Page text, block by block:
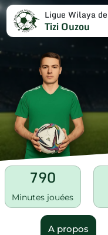
Ligue Wilaya
Tizi Ouzou
790
Minutes jouées
A propos